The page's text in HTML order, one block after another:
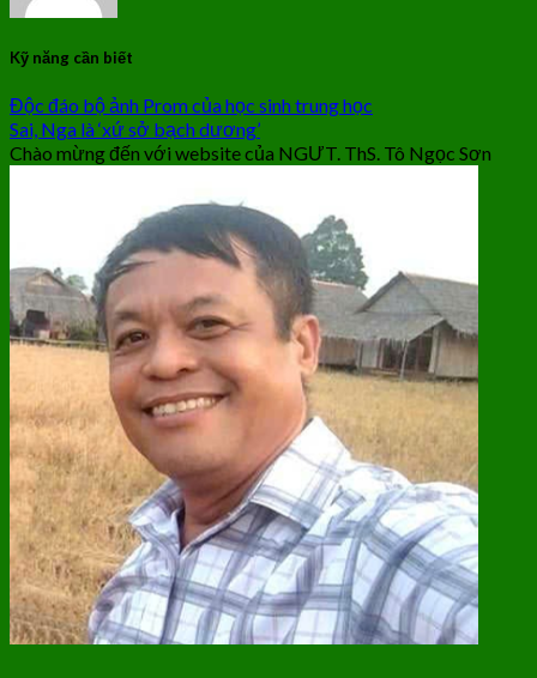
Kỹ năng cần biết
Độc đáo bộ ảnh Prom của học sinh trung học
Sai, Nga là ‘xứ sở bạch dương’
Chào mừng đến với website của NGƯT. ThS. Tô Ngọc Sơn